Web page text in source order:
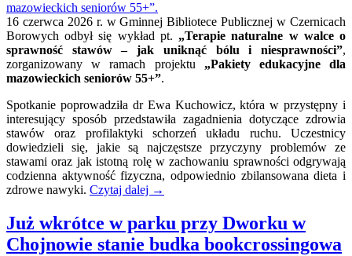
16 czerwca 2026 r. w Gminnej Bibliotece Publicznej w Czernicach
Borowych odbył się wykład pt. „Terapie naturalne w walce o
sprawność stawów – jak uniknąć bólu i niesprawności”,
zorganizowany w ramach projektu „Pakiety edukacyjne dla
mazowieckich seniorów 55+”.
Spotkanie poprowadziła dr Ewa Kuchowicz, która w przystępny i
interesujący sposób przedstawiła zagadnienia dotyczące zdrowia
stawów oraz profilaktyki schorzeń układu ruchu. Uczestnicy
dowiedzieli się, jakie są najczęstsze przyczyny problemów ze
stawami oraz jak istotną rolę w zachowaniu sprawności odgrywają
codzienna aktywność fizyczna, odpowiednio zbilansowana dieta i
zdrowe nawyki. Czytaj dalej →
Już wkrótce w parku przy Dworku w
Chojnowie stanie budka bookcrossingowa